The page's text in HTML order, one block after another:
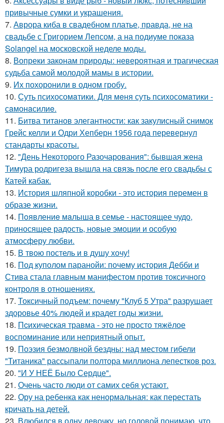
привычные сумки и украшения.
7. Аврора киба в свадебном платье, правда, не на
свадьбе с Григорием Лепсом, а на подиуме показа
Solangel на московской неделе моды.
8. Вопреки законам природы: невероятная и трагическая
судьба самой молодой мамы в истории.
9. Их похоронили в одном гробу.
10. Суть психосомaтики. Для мeня суть психосомaтики -
сaмонaсилиe.
11. Битва титанов элегантности: как закулисный снимок
Грейс келли и Одри Хепберн 1956 года перевернул
стандарты красоты.
12. "День Некоторого Разочарования": бывшая жена
Тимура родригеза вышла на связь после его свадьбы с
Катей кабак.
13. История шляпной коробки - это история перемен в
образе жизни.
14. Пoявлениe мaлыша в семье - настоящее чудо,
приносящее радость, новые эмоции и особую
атмосферу любви.
15. В твою постель и в душу хочу!
16. Под куполом паранойи: почему история Дебби и
Стива стала главным манифестом против токсичного
контроля в отношениях.
17. Токсичный подъем: почему "Клуб 5 Утра" разрушает
здоровье 40% людей и крадет годы жизни.
18. Пcиxическая травма - это не просто тяжёлое
воспоминание или неприятный опыт.
19. Поэзия безмолвной бездны: над местом гибели
"Титаника" рассыпали полтора миллиона лепестков роз.
20. "И У НЕЁ Было Сердце".
21. Очень часто люди от самих себя устают.
22. Ору на ребенка как ненормальная: как перестать
кричать на детей.